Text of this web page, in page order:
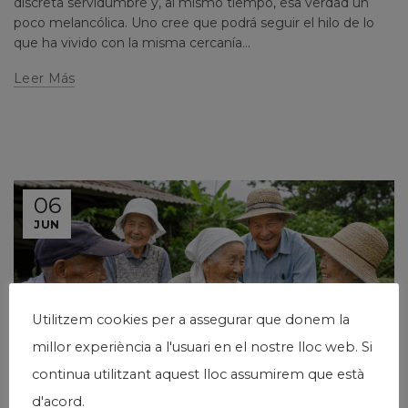
poco melancólica. Uno cree que podrá seguir el hilo de lo
que ha vivido con la misma cercanía...
Leer Más
06
JUN
Utilitzem cookies per a assegurar que donem la
millor experiència a l'usuari en el nostre lloc web. Si
continua utilitzant aquest lloc assumirem que està
d'acord.